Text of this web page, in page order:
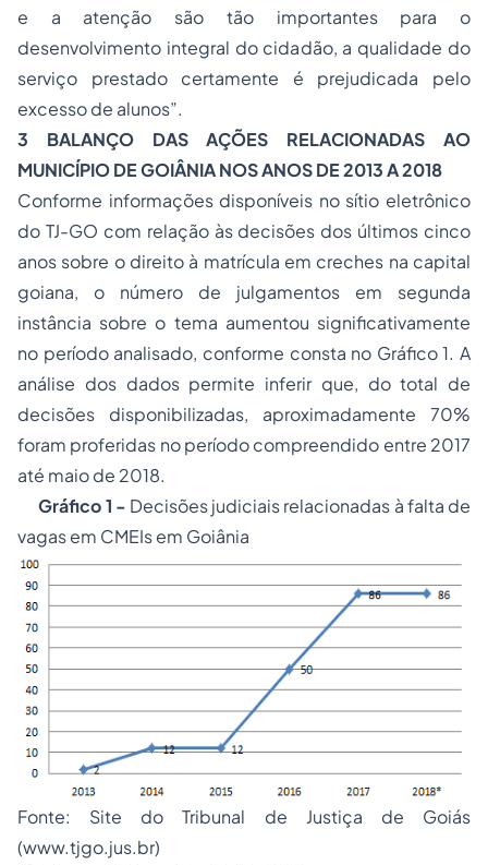
e a atenção são tão importantes para o
desenvolvimento integral do cidadão, a qualidade do
serviço prestado certamente é prejudicada pelo
excesso de alunos”.
3 BALANÇO DAS AÇÕES RELACIONADAS AO
MUNICÍPIO DE GOIÂNIA NOS ANOS DE 2013 A 2018
Conforme informações disponíveis no sítio eletrônico
do TJ-GO com relação às decisões dos últimos cinco
anos sobre o direito à matrícula em creches na capital
goiana, o número de julgamentos em segunda
instância sobre o tema aumentou significativamente
no período analisado, conforme consta no Gráfico 1. A
análise dos dados permite inferir que, do total de
decisões disponibilizadas, aproximadamente 70%
foram proferidas no período compreendido entre 2017
até maio de 2018.
Gráfico 1 - Decisões judiciais relacionadas à falta de
vagas em CMEIs em Goiânia
Fonte: Site do Tribunal de Justiça de Goiás
(www.tjgo.jus.br)